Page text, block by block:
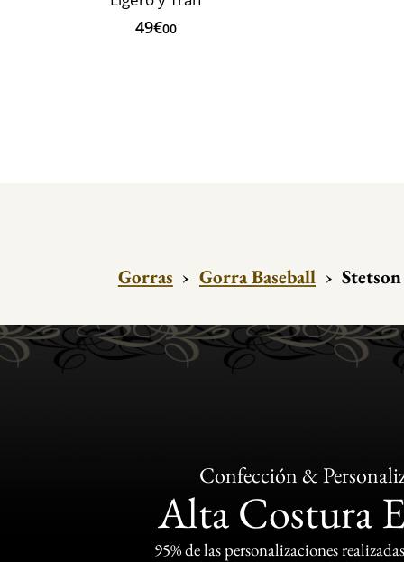
49€00
Gorras › Gorra Baseball ›
Confección &
Alta Costura
95% de las personalizaciones